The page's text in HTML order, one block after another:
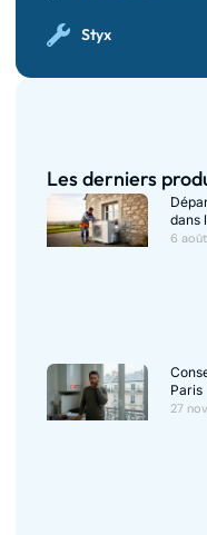
Styx
Les derniers
dans
6
Paris
27